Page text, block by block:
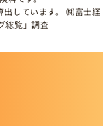
しています。 ㈱富士経
総覧」調査